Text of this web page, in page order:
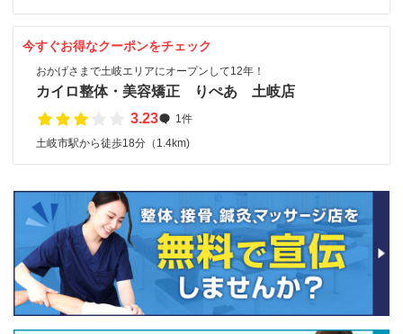
今すぐお得なクーポンをチェック
おかげさまで土岐エリアにオープンして12年！
カイロ整体・美容矯正 りぺあ 土岐店
3.23
1件
土岐市駅から徒歩18分（1.4km)